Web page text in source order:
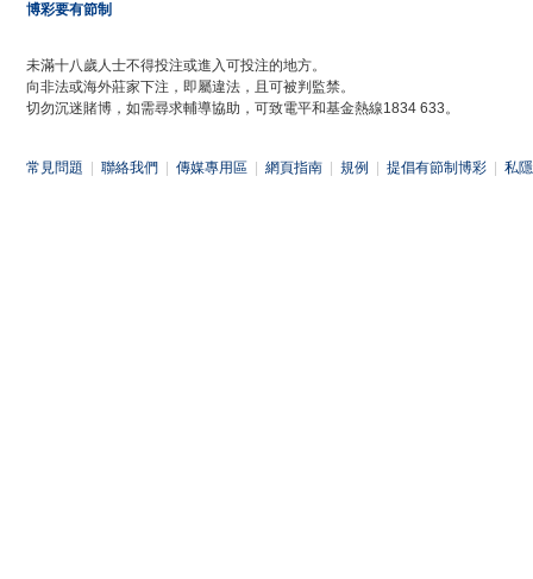
博彩要有節制
未滿十八歲人士不得投注或進入可投注的地方。
向非法或海外莊家下注，即屬違法，且可被判監禁。
切勿沉迷賭博，如需尋求輔導協助，可致電平和基金熱線1834 633。
常見問題 聯絡我們 傳媒專用區 網頁指南 規例 提倡有節制博彩 私